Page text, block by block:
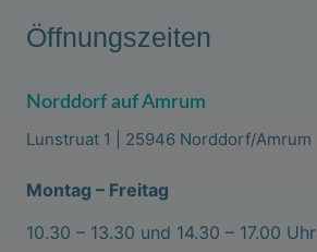
Öffnungszeiten
Norddorf auf Amrum
Lunstruat 1 | 25946 Norddorf/Amrum
Montag – Freitag
10.30 – 13.30 und 14.30 – 17.00 Uhr